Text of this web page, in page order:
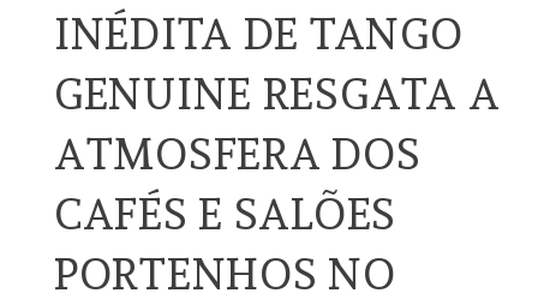
INÉDITA DE TANGO
GENUINE RESGATA A
ATMOSFERA DOS
CAFÉS E SALÕES
PORTENHOS NO